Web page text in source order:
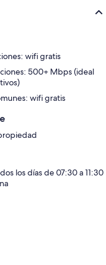
wifi gratis
500+ Mbps (ideal
wifi gratis
los días de 07:30 a 11:30